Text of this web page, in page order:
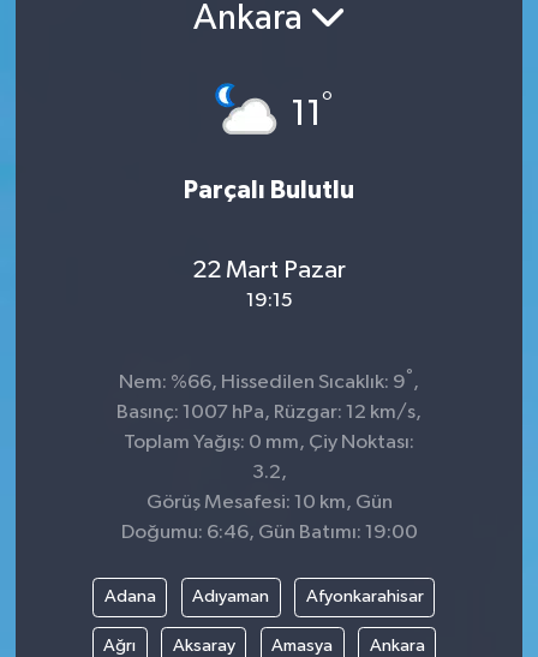
Ankara
11 °
Parçalı Bulutlu
22 Mart Pazar
19:15
Nem: %66, Hissedilen Sıcaklık: 9° ,
Basınç: 1007 hPa, Rüzgar: 12 km/s,
Toplam Yağış: 0 mm, Çiy Noktası:
3.2,
Görüş Mesafesi: 10 km, Gün
Doğumu: 6:46, Gün Batımı: 19:00
Adana Adıyaman Afyonkarahisar
Ağrı Aksaray Amasya Ankara